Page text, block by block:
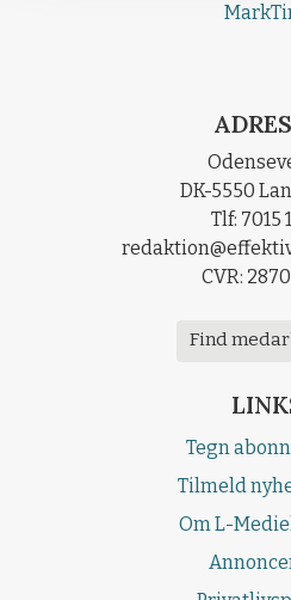
DK-5550
Tlf: 7015
CVR:
Find
Tegn
Tilmeld
Om L-